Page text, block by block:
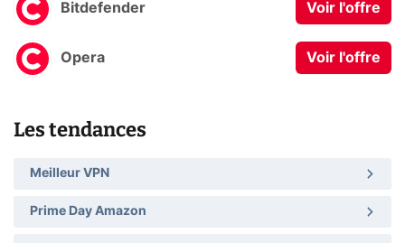
Bitdefender Voir l'offre
Opera Voir l'offre
Les tendances
Meilleur VPN
Prime Day Amazon